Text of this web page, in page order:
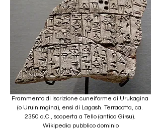
Frammento di iscrizione cuneiforme di Urukagina
(o Uruinimgina), ensi di Lagash. Terracotta, ca.
2350 a.C., scoperta a Tello (antica Girsu).
Wikipedia pubblico dominio